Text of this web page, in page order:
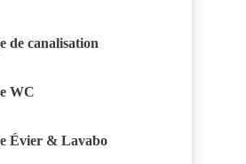
de canalisation
WC
Évier & Lavabo